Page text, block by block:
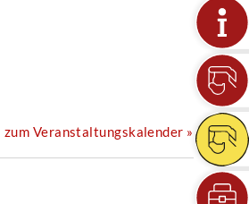
zum Veranstaltungskalender »